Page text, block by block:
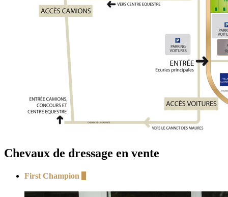
Chevaux de dressage en vente
First Champion